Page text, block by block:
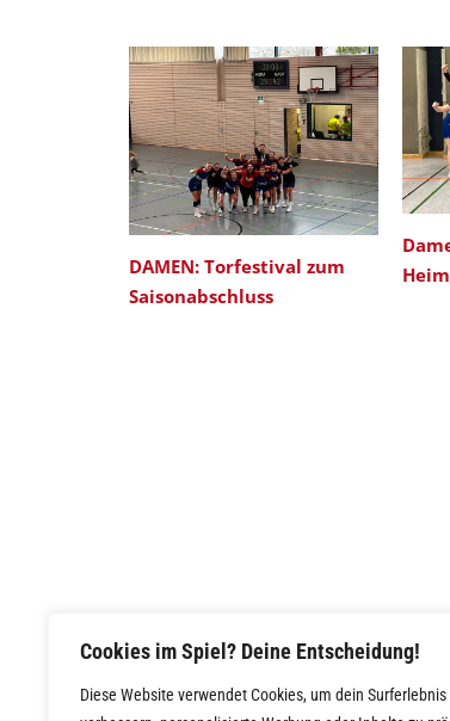
Cookies im Spiel? Deine Entscheidung!
Diese Website verwendet Cookies, um dein Surferlebnis
DAMEN: Torfestival zum
Saisonabschluss